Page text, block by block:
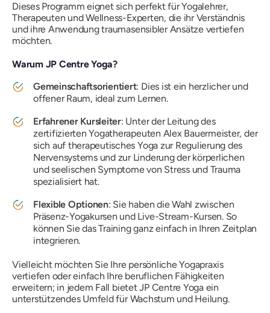
Dieses Programm eignet sich perfekt für Yogalehrer,
Therapeuten und Wellness-Experten, die ihr Verständnis
und ihre Anwendung traumasensibler Ansätze vertiefen
möchten.
Warum JP Centre Yoga?
Gemeinschaftsorientiert: Dies ist ein herzlicher und
offener Raum, ideal zum Lernen.
Erfahrener Kursleiter: Unter der Leitung des
zertifizierten Yogatherapeuten Alex Bauermeister, der
sich auf therapeutisches Yoga zur Regulierung des
Nervensystems und zur Linderung der körperlichen
und seelischen Symptome von Stress und Trauma
spezialisiert hat.
Flexible Optionen: Sie haben die Wahl zwischen
Präsenz-Yogakursen und Live-Stream-Kursen. So
können Sie das Training ganz einfach in Ihren Zeitplan
integrieren.
Vielleicht möchten Sie Ihre persönliche Yogapraxis
vertiefen oder einfach Ihre beruflichen Fähigkeiten
erweitern; in jedem Fall bietet JP Centre Yoga ein
unterstützendes Umfeld für Wachstum und Heilung.